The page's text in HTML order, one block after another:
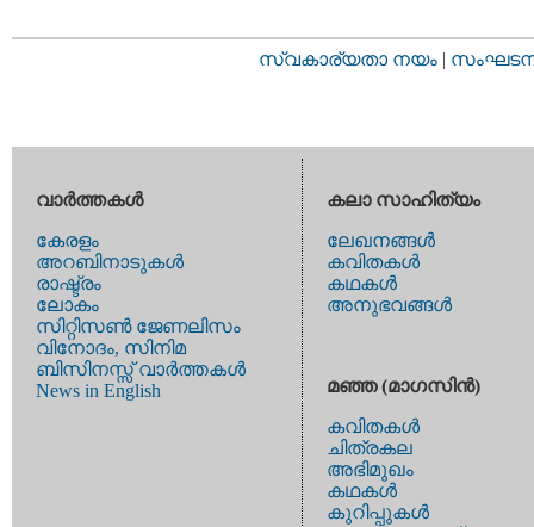
സ്വകാര്യതാ നയം |
വാര്‍ത്തകള്‍
കേരളം
അറബിനാടുകള്‍
രാഷ്ട്രം
ലോകം
സിറ്റിസണ്‍ ജേണലിസം
വിനോദം, സിനിമ
ബിസിനസ്സ് വാര്‍ത്തകള്‍
News in English
കലാ സാഹിത്യം
ലേഖനങ്ങള്‍
കവിതകള്‍
കഥകള്‍
അനുഭവങ്ങള്‍
മഞ്ഞ (മാഗസിന്‍)
കവിതകള്‍
ചിത്രകല
അഭിമുഖം
കഥകള്‍
കുറിപ്പുകള്‍